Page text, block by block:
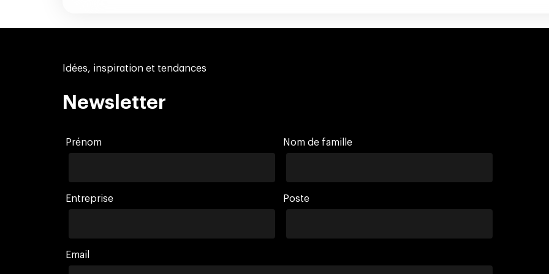
Idées, inspiration et tendances
Newsletter
Prénom Nom de famille
Entreprise Poste
Email